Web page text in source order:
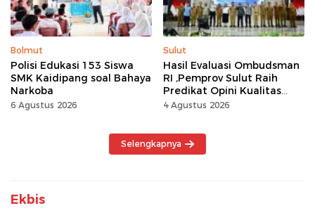
Bolmut
Polisi Edukasi 153 Siswa
SMK Kaidipang soal Bahaya
Narkoba
6 Agustus 2026
Sulut
Hasil Evaluasi Ombudsman
RI ,Pemprov Sulut Raih
Predikat Opini Kualitas
Tinggi Tanpa
4 Agustus 2026
Selengkapnya
Ekbis